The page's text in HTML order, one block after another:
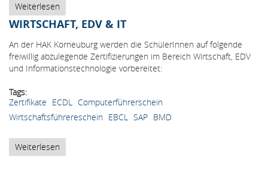
Weiterlesen
SAP
Basistraining
inkl.
Zertifizierung
WIRTSCHAFT, EDV & IT
An der HAK Korneuburg werden die SchülerInnen auf folgende
freiwillig abzulegende Zertifizierungen im Bereich Wirtschaft, EDV
und Informationstechnologie vorbereitet:
Tags
Zertifikate ECDL Computerführerschein
Wirtschaftsführereschein EBCL SAP BMD
Weiterlesen
Wirtschaft,